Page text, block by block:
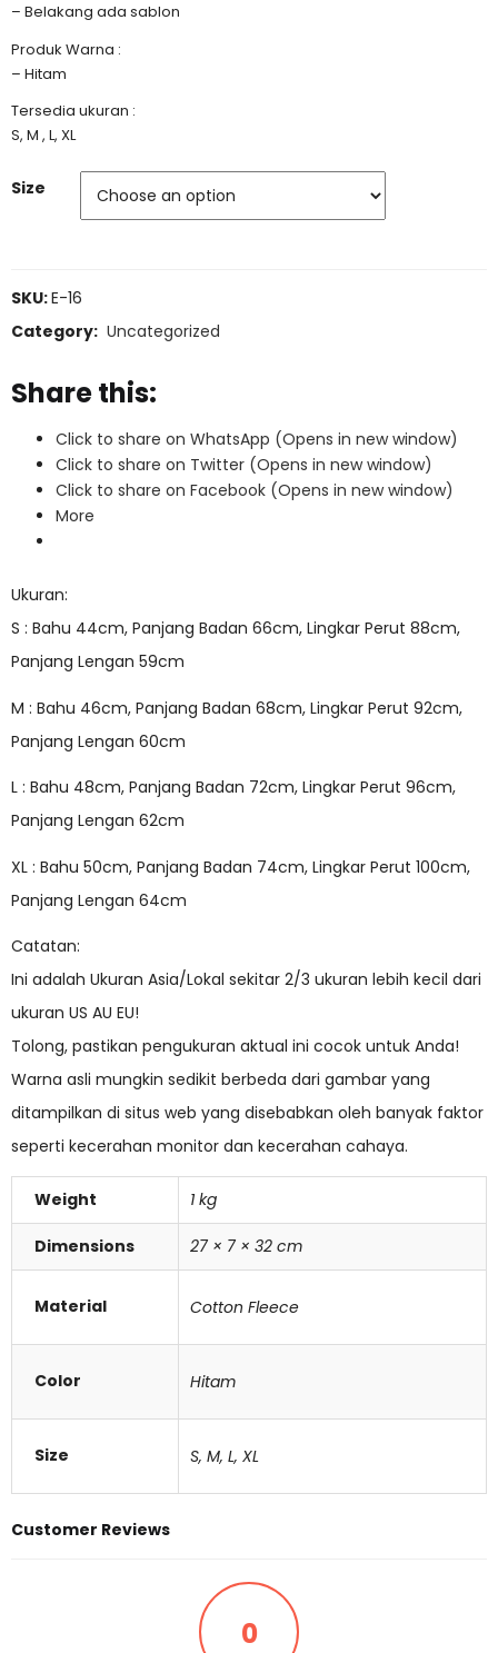
– Belakang ada sablon
Produk Warna :
– Hitam
Tersedia ukuran :
S, M , L, XL
Size
SKU:E-16
Category: Uncategorized
Share this:
Click to share on WhatsApp (Opens in new window)
Click to share on Twitter (Opens in new window)
Click to share on Facebook (Opens in new window)
More
Ukuran:
S : Bahu 44cm, Panjang Badan 66cm, Lingkar Perut 88cm,
Panjang Lengan 59cm
M : Bahu 46cm, Panjang Badan 68cm, Lingkar Perut 92cm,
Panjang Lengan 60cm
L : Bahu 48cm, Panjang Badan 72cm, Lingkar Perut 96cm,
Panjang Lengan 62cm
XL : Bahu 50cm, Panjang Badan 74cm, Lingkar Perut 100cm,
Panjang Lengan 64cm
Catatan:
Ini adalah Ukuran Asia/Lokal sekitar 2/3 ukuran lebih kecil dari
ukuran US AU EU!
Tolong, pastikan pengukuran aktual ini cocok untuk Anda!
Warna asli mungkin sedikit berbeda dari gambar yang
ditampilkan di situs web yang disebabkan oleh banyak faktor
seperti kecerahan monitor dan kecerahan cahaya.
Weight 1 kg
Dimensions 27 × 7 × 32 cm
Material Cotton Fleece
Color Hitam
Size S, M, L, XL
Customer Reviews
0